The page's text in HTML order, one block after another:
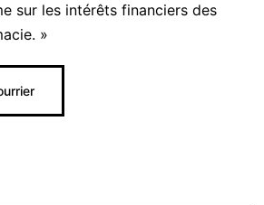
sur les intérêts financiers des
»